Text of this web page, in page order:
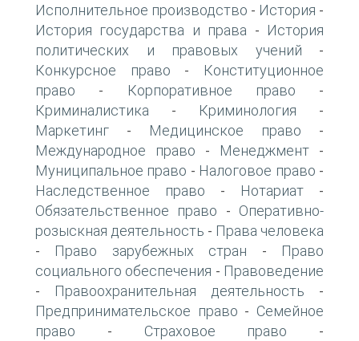
Исполнительное производство - История -
История государства и права -
История
политических и правовых учений -
Конкурсное право -
Конституционное
право - Корпоративное право -
Криминалистика - Криминология -
Маркетинг - Медицинское право -
Международное право - Менеджмент -
Муниципальное право - Налоговое право -
Наследственное право - Нотариат -
Обязательственное право - Оперативно-
розыскная деятельность - Права человека
- Право зарубежных стран -
Право
социального обеспечения - Правоведение
- Правоохранительная деятельность -
Предпринимательское право - Семейное
право - Страховое право -